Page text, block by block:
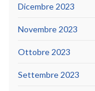
Dicembre 2023
Novembre 2023
Ottobre 2023
Settembre 2023